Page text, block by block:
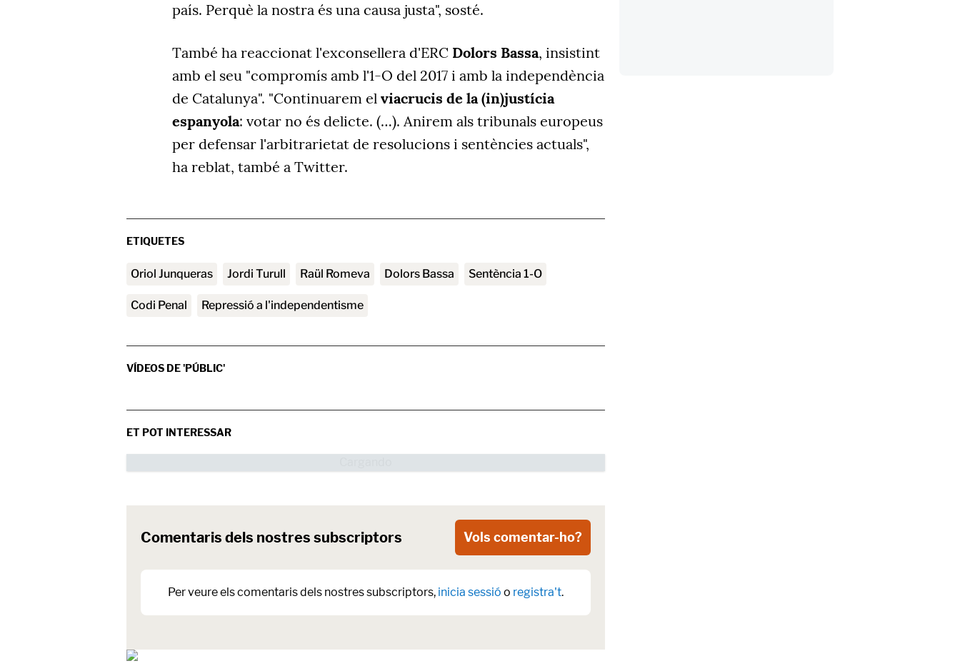
país. Perquè la nostra és una causa justa", sosté.
També ha reaccionat l'exconsellera d'ERC Dolors Bassa, insistint
amb el seu "compromís amb l'1-O del 2017 i amb la independència
de Catalunya". "Continuarem el viacrucis de la (in)justícia
espanyola: votar no és delicte. (…). Anirem als tribunals europeus
per defensar l'arbitrarietat de resolucions i sentències actuals",
ha reblat, també a Twitter.
ETIQUETES
Oriol Junqueras Jordi Turull Raül Romeva Dolors Bassa sentència 1-O
Codi Penal repressió a l'independentisme
VÍDEOS DE 'PÚBLIC'
ET POT INTERESSAR
Comentaris dels nostres subscriptors Vols comentar-ho?
Per veure els comentaris dels nostres subscriptors, inicia sessió o registra't.